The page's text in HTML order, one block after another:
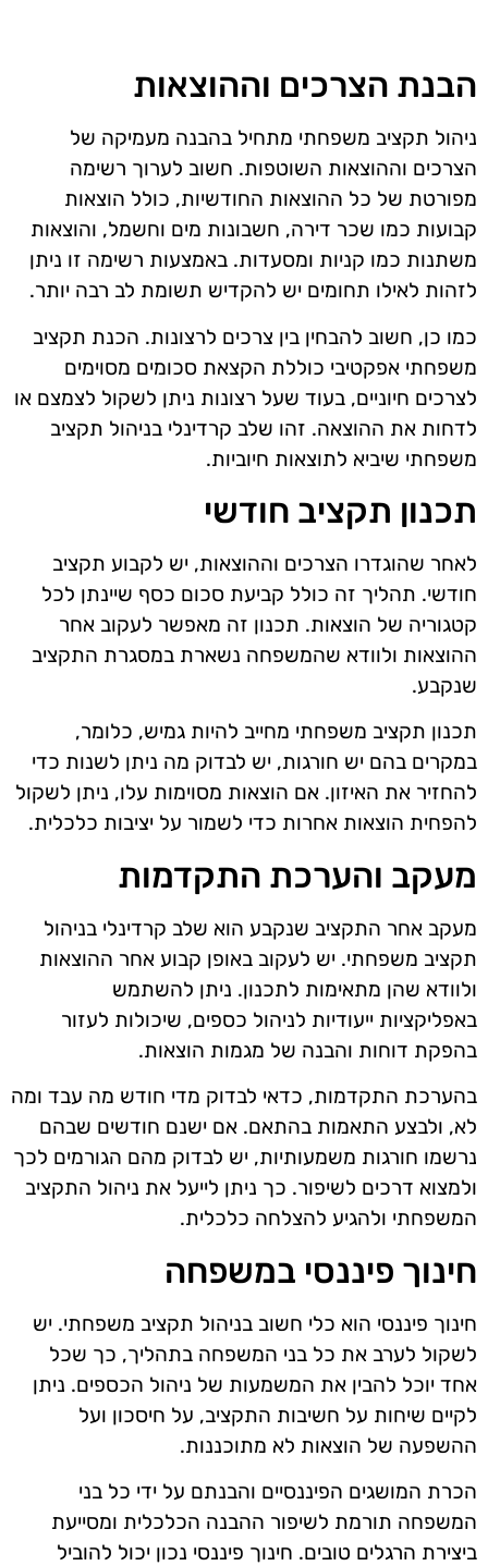
הבנת הצרכים וההוצאות
ניהול תקציב משפחתי מתחיל בהבנה מעמיקה של
הצרכים וההוצאות השוטפות. חשוב לערוך רשימה
מפורטת של כל ההוצאות החודשיות, כולל הוצאות
קבועות כמו שכר דירה, חשבונות מים וחשמל, והוצאות
משתנות כמו קניות ומסעדות. באמצעות רשימה זו ניתן
לזהות לאילו תחומים יש להקדיש תשומת לב רבה יותר.
כמו כן, חשוב להבחין בין צרכים לרצונות. הכנת תקציב
משפחתי אפקטיבי כוללת הקצאת סכומים מסוימים
לצרכים חיוניים, בעוד שעל רצונות ניתן לשקול לצמצם או
לדחות את ההוצאה. זהו שלב קרדינלי בניהול תקציב
משפחתי שיביא לתוצאות חיוביות.
תכנון תקציב חודשי
לאחר שהוגדרו הצרכים וההוצאות, יש לקבוע תקציב
חודשי. תהליך זה כולל קביעת סכום כסף שיינתן לכל
קטגוריה של הוצאות. תכנון זה מאפשר לעקוב אחר
ההוצאות ולוודא שהמשפחה נשארת במסגרת התקציב
שנקבע.
תכנון תקציב משפחתי מחייב להיות גמיש, כלומר,
במקרים בהם יש חורגות, יש לבדוק מה ניתן לשנות כדי
להחזיר את האיזון. אם הוצאות מסוימות עלו, ניתן לשקול
להפחית הוצאות אחרות כדי לשמור על יציבות כלכלית.
מעקב והערכת התקדמות
מעקב אחר התקציב שנקבע הוא שלב קרדינלי בניהול
תקציב משפחתי. יש לעקוב באופן קבוע אחר ההוצאות
ולוודא שהן מתאימות לתכנון. ניתן להשתמש
באפליקציות ייעודיות לניהול כספים, שיכולות לעזור
בהפקת דוחות והבנה של מגמות הוצאות.
בהערכת התקדמות, כדאי לבדוק מדי חודש מה עבד ומה
לא, ולבצע התאמות בהתאם. אם ישנם חודשים שבהם
נרשמו חורגות משמעותיות, יש לבדוק מהם הגורמים לכך
ולמצוא דרכים לשיפור. כך ניתן לייעל את ניהול התקציב
המשפחתי ולהגיע להצלחה כלכלית.
חינוך פיננסי במשפחה
חינוך פיננסי הוא כלי חשוב בניהול תקציב משפחתי. יש
לשקול לערב את כל בני המשפחה בתהליך, כך שכל
אחד יוכל להבין את המשמעות של ניהול הכספים. ניתן
לקיים שיחות על חשיבות התקציב, על חיסכון ועל
ההשפעה של הוצאות לא מתוכננות.
הכרת המושגים הפיננסיים והבנתם על ידי כל בני
המשפחה תורמת לשיפור ההבנה הכלכלית ומסייעת
ביצירת הרגלים טובים. חינוך פיננסי נכון יכול להוביל